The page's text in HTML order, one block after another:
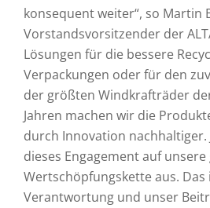
konsequent weiter“, so Martin
Vorstandsvorsitzender der
Lösungen für die bessere
Verpackungen oder für den
der größten Windkrafträder
Jahren machen wir die
durch Innovation nachhaltiger.
dieses Engagement auf
Wertschöpfungskette aus. Das
Verantwortung und unser